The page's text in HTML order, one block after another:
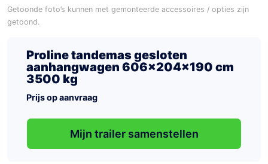
Getoonde foto’s kunnen met gemonteerde accessoires / opties zijn
getoond.
Proline tandemas gesloten
aanhangwagen 606x204x190 cm
3500 kg
Prijs op aanvraag
Mijn trailer samenstellen